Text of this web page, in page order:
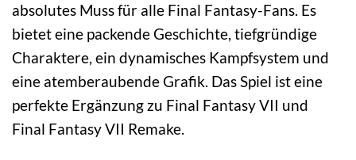
absolutes Muss für alle Final Fantasy-Fans. Es
bietet eine packende Geschichte, tiefgründige
Charaktere, ein dynamisches Kampfsystem und
eine atemberaubende Grafik. Das Spiel ist eine
perfekte Ergänzung zu Final Fantasy VII und
Final Fantasy VII Remake.